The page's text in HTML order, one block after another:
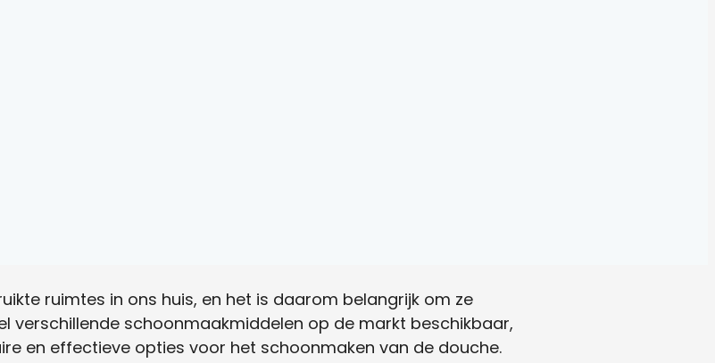
ruimtes in ons huis, en het is daarom belangrijk om ze
verschillende schoonmaakmiddelen op de markt beschikbaar,
en effectieve opties voor het schoonmaken van de douche.